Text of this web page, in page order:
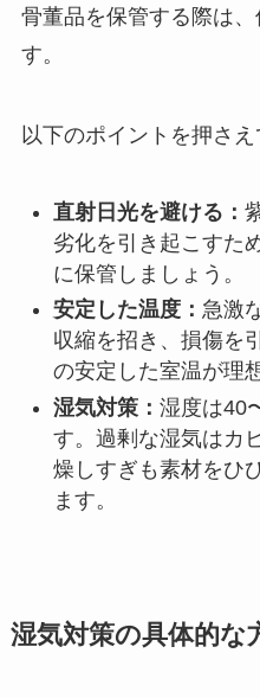
骨董品を保管する際は
す。
以下のポイントを押さえ
直射日光を避ける：
劣化を引き起こすた
に保管しましょう。
安定した温度： 急激
収縮を招き、損傷を
の安定した室温が理
湿気対策： 湿度は40
す。過剰な湿気はカ
燥しすぎも素材をひ
ます。
湿気対策の具体的な